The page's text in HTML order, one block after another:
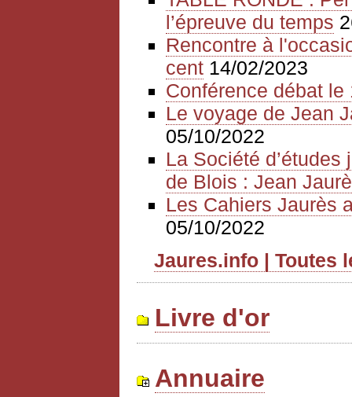
l’épreuve du temps
Rencontre à
cent 14/02/2023
Conférence débat
Le voyage de Jean
05/10/2022
La Société
de Blois : Jean
Les Cahiers Jaurès
05/10/2022
Jaures.info | Toutes
Livre d'or
Annuaire